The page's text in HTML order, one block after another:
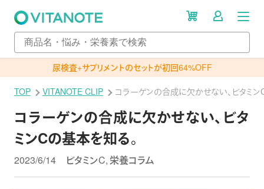
尿検査+サプリメントのセットが初回64%OFF
TOP VITANOTE CLIP コラーゲンの合成に欠かせない、ビタミン
コラーゲンの合成に欠かせない、ビタ
ミンCの基本を知る。
2023/6/14 ビタミンC 栄養コラム